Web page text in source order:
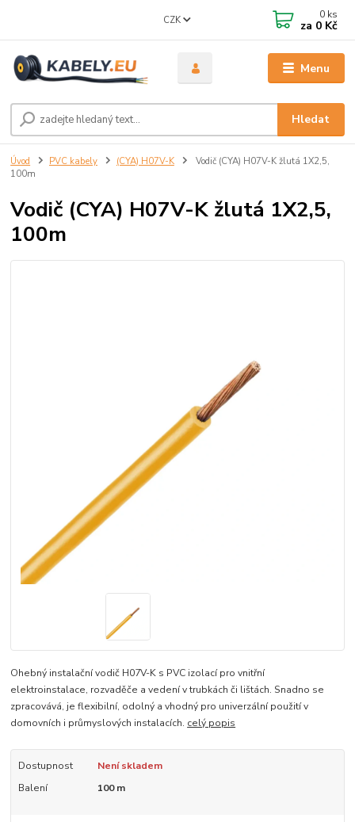
Menu
CZK
Hledat
0 ks
za 0 Kč
Úvod PVC kabely (CYA) H07V-K
Vodič (CYA) H07V-K žlutá 1X2,5,
100m
Vodič (CYA) H07V-K žlutá 1X2,5,
100m
Ohebný instalační vodič H07V-K s PVC izolací pro vnitřní
elektroinstalace, rozvaděče a vedení v trubkách či lištách. Snadno se
zpracovává, je flexibilní, odolný a vhodný pro univerzální použití v
domovních i průmyslových instalacích. celý popis
Dostupnost
Není skladem
Balení
100 m